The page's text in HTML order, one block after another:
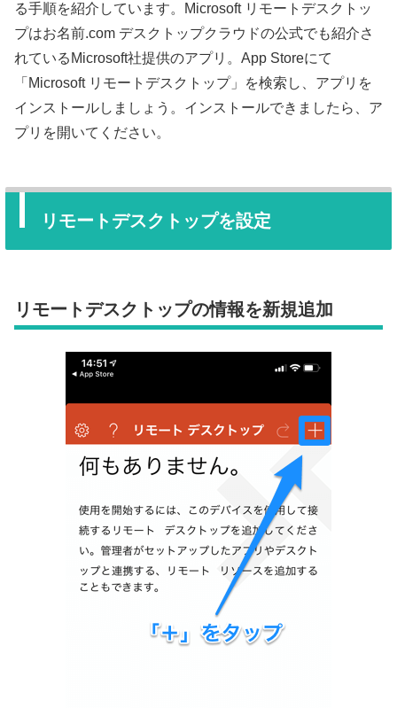
る手順を紹介しています。Microsoft リモートデスクトッ
プはお名前.com デスクトップクラウドの公式でも紹介さ
れているMicrosoft社提供のアプリ。App Storeにて
「Microsoft リモートデスクトップ」を検索し、アプリを
インストールしましょう。インストールできましたら、ア
プリを開いてください。
リモートデスクトップを設定
リモートデスクトップの情報を新規追加